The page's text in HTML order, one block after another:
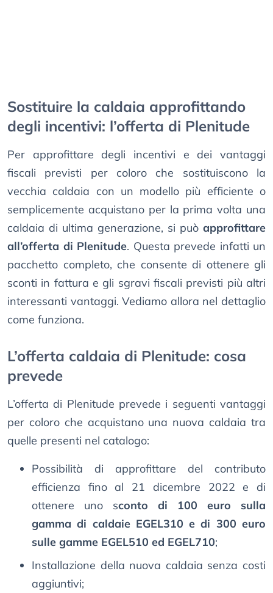
Sostituire la caldaia approfittando
degli incentivi: l’offerta di Plenitude
Per approfittare degli incentivi e dei vantaggi
fiscali previsti per coloro che sostituiscono la
vecchia caldaia con un modello più efficiente o
semplicemente acquistano per la prima volta una
caldaia di ultima generazione, si può approfittare
all’offerta di Plenitude. Questa prevede infatti un
pacchetto completo, che consente di ottenere gli
sconti in fattura e gli sgravi fiscali previsti più altri
interessanti vantaggi. Vediamo allora nel dettaglio
come funziona.
L’offerta caldaia di Plenitude: cosa
prevede
L’offerta di Plenitude prevede i seguenti vantaggi
per coloro che acquistano una nuova caldaia tra
quelle presenti nel catalogo:
Possibilità di approfittare del contributo
efficienza fino al 21 dicembre 2022 e di
ottenere uno sconto di 100 euro sulla
gamma di caldaie EGEL310 e di 300 euro
sulle gamme EGEL510 ed EGEL710;
Installazione della nuova caldaia senza costi
aggiuntivi;